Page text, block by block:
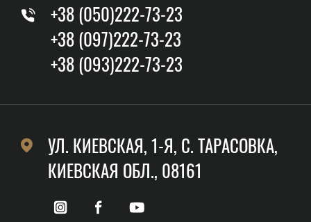
+38 (050)222-73-23
+38 (097)222-73-23
+38 (093)222-73-23
УЛ. КИЕВСКАЯ, 1-Я, C. ТАРАСОВКА,
КИЕВСКАЯ ОБЛ., 08161